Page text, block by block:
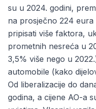
su u 2024. godini,
na prosječno 224
pripisati više faktora,
prometnih nesreća u
3,5% više nego u
automobile (kako
Od liberalizacije do
godina, a cijene AO-a